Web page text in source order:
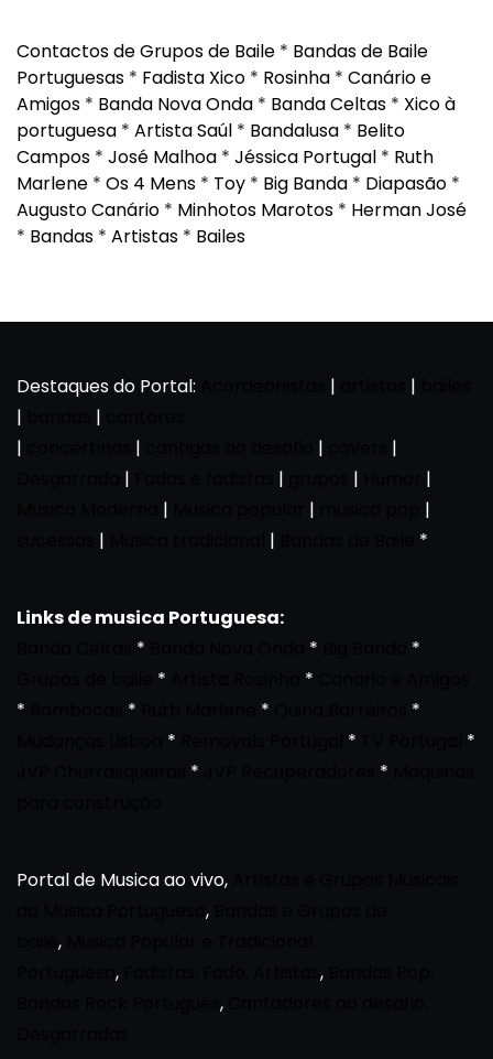
Contactos de Grupos de Baile * Bandas de Baile
Portuguesas * Fadista Xico * Rosinha * Canário e
Amigos * Banda Nova Onda * Banda Celtas * Xico à
portuguesa * Artista Saúl * Bandalusa * Belito
Campos * José Malhoa * Jéssica Portugal * Ruth
Marlene * Os 4 Mens * Toy * Big Banda * Diapasão *
Augusto Canário * Minhotos Marotos * Herman José
* Bandas * Artistas * Bailes
Destaques do Portal: | |
|
|
|
| |
|
| | |
|
| |
|
| | *
Links de musica Portuguesa:
* *
*
* *
*
* *
*
* *
*
* *
Portal de Musica ao vivo,
,
,
, ,
,